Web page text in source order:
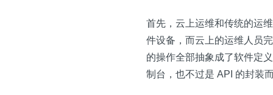
首先，云上运维和传统的运
件设备，而云上的运维人员
的操作全部抽象成了软件定
制台，也不过是 API 的封装